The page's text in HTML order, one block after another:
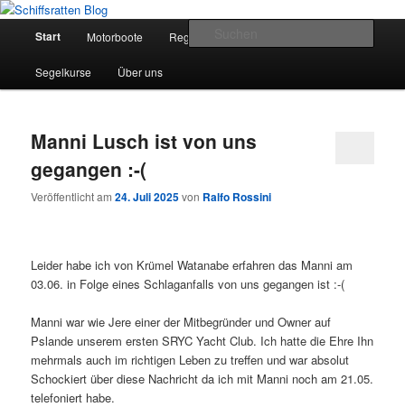
Zum
primären
springen
Zum
sekundären
springenSchiffsratten Blog
Segelsport in Second Life
Hauptmenü
Start Motorboote Regelkunde
Segelkurse Über uns
Manni Lusch ist von uns
gegangen :-(
Veröffentlicht am24. Juli 2025von Ralfo Rossini
Leider habe ich von Krümel Watanabe erfahren das Manni am
03.06. in Folge eines Schlaganfalls von uns gegangen ist :-(
Manni war wie Jere einer der Mitbegründer und Owner auf
Pslande unserem ersten SRYC Yacht Club. Ich hatte die Ehre Ihn
mehrmals auch im richtigen Leben zu treffen und war absolut
Schockiert über diese Nachricht da ich mit Manni noch am 21.05.
telefoniert habe.